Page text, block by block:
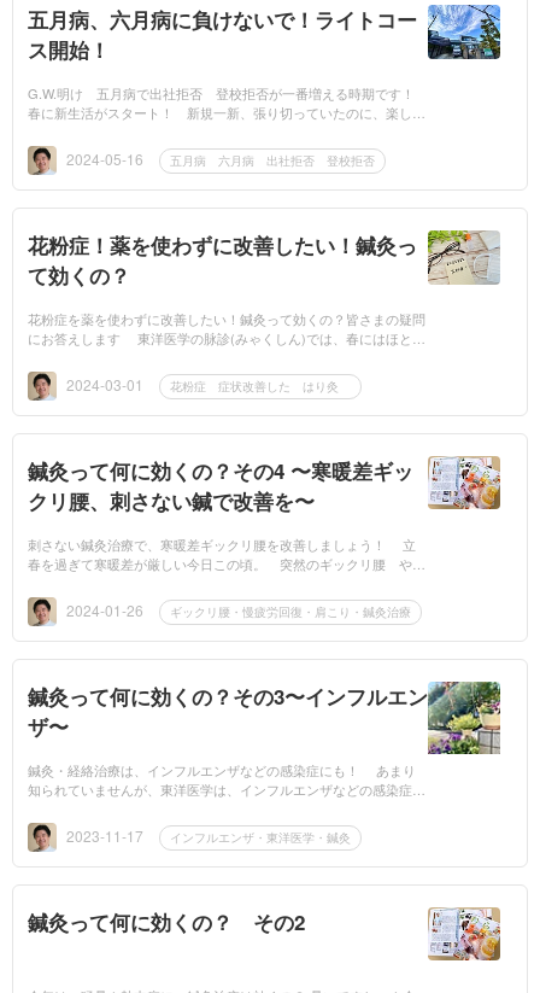
五月病、六月病に負けないで！ライトコー
ス開始！
G.W.明け 五月病で出社拒否 登校拒否が一番増える時期です！
春に新生活がスタート！ 新規一新、張り切っていたのに、楽しい
か？ って、...
2024-05-16 五月病 六月病 出社拒否 登校拒否
花粉症！薬を使わずに改善したい！鍼灸っ
て効くの？
花粉症を薬を使わずに改善したい！鍼灸って効くの？皆さまの疑問
にお答えします 東洋医学の脉診(みゃくしん)では、春にはほとん
て、左右の手...
2024-03-01 花粉症 症状改善した はり灸
鍼灸って何に効くの？その4 〜寒暖差ギッ
クリ腰、刺さない鍼で改善を〜
刺さない鍼灸治療で、寒暖差ギックリ腰を改善しましょう！ 立
春を過ぎて寒暖差が厳しい今日この頃。 突然のギックリ腰 や慢
風邪をひいて、...
2024-01-26 ギックリ腰・慢疲労回復・肩こり・鍼灸治療
鍼灸って何に効くの？その3〜インフルエン
ザ〜
鍼灸・経絡治療は、インフルエンザなどの感染症にも！ あまり
知られていませんが、東洋医学は、インフルエンザなどの感染症に
齢者の方まで安...
2023-11-17 インフルエンザ・東洋医学・鍼灸
鍼灸って何に効くの？ その2